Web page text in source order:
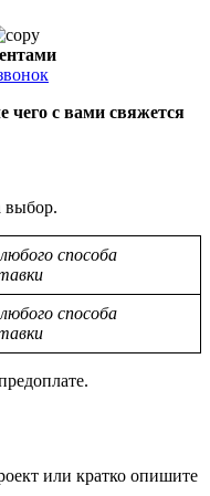
чего с вами свяжется
выбор.
способа
способа
или кратко опишите